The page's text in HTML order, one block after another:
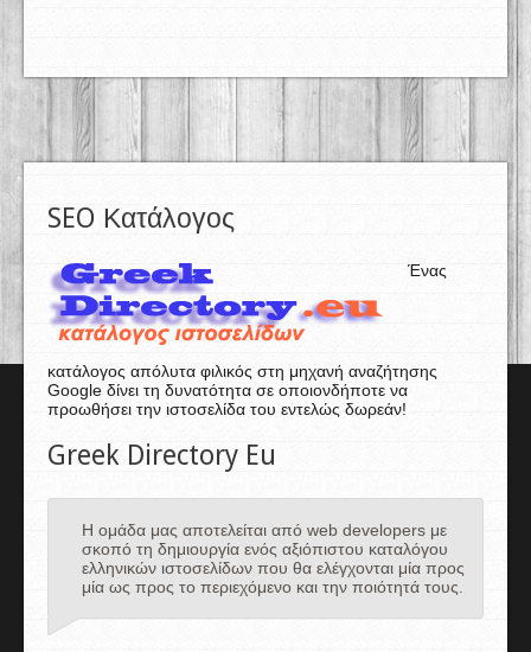
SEO Κατάλογος
Ένας
κατάλογος απόλυτα φιλικός στη μηχανή αναζήτησης
Google δίνει τη δυνατότητα σε οποιονδήποτε να
προωθήσει την ιστοσελίδα του εντελώς δωρεάν!
Greek Directory Eu
Η ομάδα μας αποτελείται από web developers με
σκοπό τη δημιουργία ενός αξιόπιστου καταλόγου
ελληνικών ιστοσελίδων που θα ελέγχονται μία προς
μία ως προς το περιεχόμενο και την ποιότητά τους.